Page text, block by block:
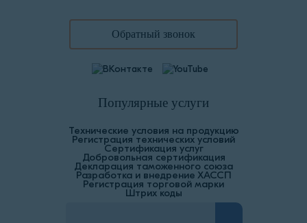
Обратный звонок
Популярные услуги
Технические условия на продукцию
Регистрация технических условий
Сертификация услуг
Добровольная сертификация
Декларация таможенного союза
Разработка и внедрение ХАССП
Регистрация торговой марки
Штрих коды